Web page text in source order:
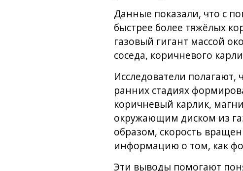
Данные показали, что с
быстрее более тяжёлых
газовый гигант массой
соседа, коричневого
Исследователи
ранних стадиях
коричневый карлик,
окружающим диском из
образом, скорость
информацию о том, как
Эти выводы помогают